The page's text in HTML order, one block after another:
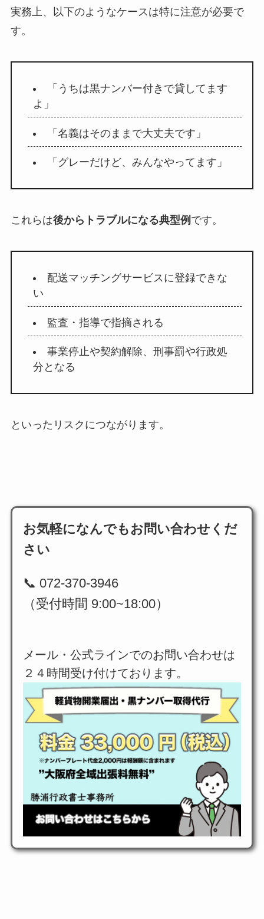
実務上、以下のようなケースは特に注意が必要で
す。
「うちは黒ナンバー付きで貸してます
よ」
「名義はそのままで大丈夫です」
「グレーだけど、みんなやってます」
これらは後からトラブルになる典型例 です。
配送マッチングサービスに登録できな
い
監査・指導で指摘される
事業停止や契約解除、刑事罰や行政処
分となる
といったリスクにつながります。
お気軽になんでもお問い合わせくだ
さい
📞 072-370-3946
（受付時間 9:00~18:00）
メール・公式ラインでのお問い合わせは
２４時間受け付けております。